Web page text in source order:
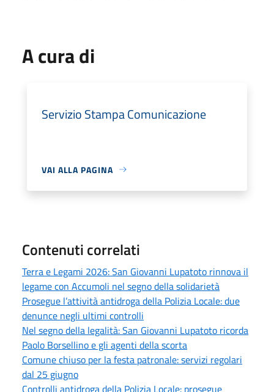
A cura di
Servizio Stampa Comunicazione
VAI ALLA PAGINA
Contenuti correlati
Terra e Legami 2026: San Giovanni Lupatoto rinnova il
legame con Accumoli nel segno della solidarietà
Prosegue l’attività antidroga della Polizia Locale: due
denunce negli ultimi controlli
Nel segno della legalità: San Giovanni Lupatoto ricorda
Paolo Borsellino e gli agenti della scorta
Comune chiuso per la festa patronale: servizi regolari
dal 25 giugno
Controlli antidroga della Polizia Locale: prosegue